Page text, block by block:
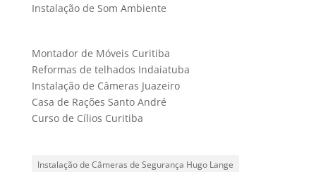
Instalação de Som Ambiente
Montador de Móveis Curitiba
Reformas de telhados Indaiatuba
Instalação de Câmeras Juazeiro
Casa de Rações Santo André
Curso de Cílios Curitiba
Instalação de Câmeras de Segurança Hugo Lange